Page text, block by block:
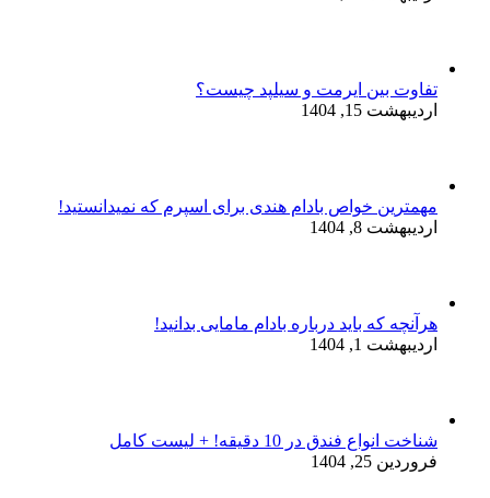
تفاوت بین ایرمت و سیلپد چیست؟
اردیبهشت 15, 1404
مهمترین خواص بادام هندی برای اسپرم که نمیدانستید!
اردیبهشت 8, 1404
هرآنچه که باید درباره بادام مامایی بدانید!
اردیبهشت 1, 1404
شناخت انواع فندق در 10 دقیقه! + لیست کامل
فروردین 25, 1404